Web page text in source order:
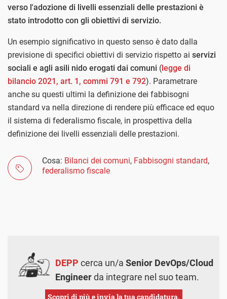
verso l'adozione di livelli essenziali delle prestazioni è
stato introdotto con gli obiettivi di servizio.
Un esempio significativo in questo senso è dato dalla
previsione di specifici obiettivi di servizio rispetto ai servizi
sociali e agli asili nido erogati dai comuni (legge di
bilancio 2021, art. 1, commi 791 e 792). Parametrare
anche su questi ultimi la definizione dei fabbisogni
standard va nella direzione di rendere più efficace ed equo
il sistema di federalismo fiscale, in prospettiva della
definizione dei livelli essenziali delle prestazioni.
Cosa: Bilanci dei comuni, Fabbisogni standard,
federalismo fiscale
DEPP cerca un/a Senior DevOps/Cloud
Engineerda integrare nel suo team.
Scopri di più e invia la tua candidatura.